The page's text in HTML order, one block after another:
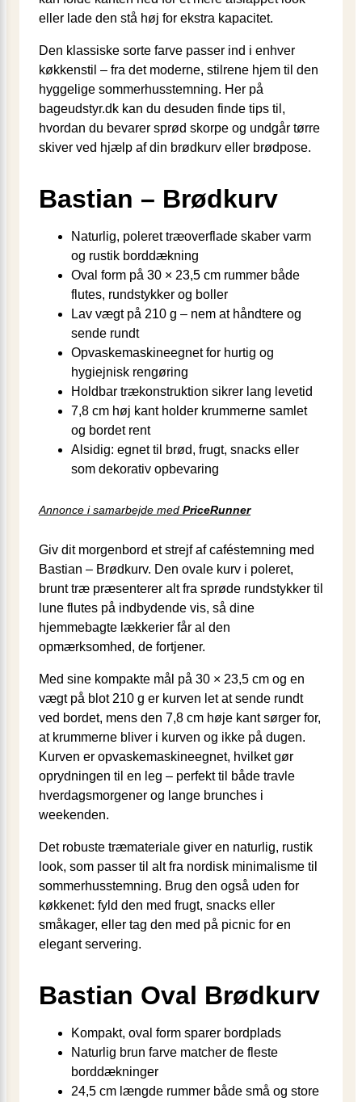
eller lade den stå høj for ekstra kapacitet.
Den klassiske sorte farve passer ind i enhver
køkkenstil – fra det moderne, stilrene hjem til den
hyggelige sommerhusstemning. Her på
bageudstyr.dk kan du desuden finde tips til,
hvordan du bevarer sprød skorpe og undgår tørre
skiver ved hjælp af din brødkurv eller brødpose.
Bastian – Brødkurv
Naturlig, poleret træoverflade skaber varm
og rustik borddækning
Oval form på 30 × 23,5 cm rummer både
flutes, rundstykker og boller
Lav vægt på 210 g – nem at håndtere og
sende rundt
Opvaskemaskineegnet for hurtig og
hygiejnisk rengøring
Holdbar træ­konstruktion sikrer lang levetid
7,8 cm høj kant holder krummerne samlet
og bordet rent
Alsidig: egnet til brød, frugt, snacks eller
som dekorativ opbevaring
Annonce i samarbejde med PriceRunner
Giv dit morgenbord et strejf af caféstemning med
Bastian – Brødkurv. Den ovale kurv i poleret,
brunt træ præsenterer alt fra sprøde rundstykker til
lune flutes på indbydende vis, så dine
hjemmebagte lækkerier får al den
opmærksomhed, de fortjener.
Med sine kompakte mål på 30 × 23,5 cm og en
vægt på blot 210 g er kurven let at sende rundt
ved bordet, mens den 7,8 cm høje kant sørger for,
at krummerne bliver i kurven og ikke på dugen.
Kurven er opvaskemaskineegnet, hvilket gør
oprydningen til en leg – perfekt til både travle
hverdagsmorgener og lange brunches i
weekenden.
Det robuste træmateriale giver en naturlig, rustik
look, som passer til alt fra nordisk minimalisme til
sommerhusstemning. Brug den også uden for
køkkenet: fyld den med frugt, snacks eller
småkager, eller tag den med på picnic for en
elegant servering.
Bastian Oval Brødkurv
Kompakt, oval form sparer bordplads
Naturlig brun farve matcher de fleste
borddækninger
24,5 cm længde rummer både små og store